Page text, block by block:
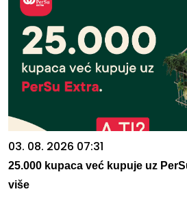
03. 08. 2026 07:31
25.000 kupaca već kupuje uz
više